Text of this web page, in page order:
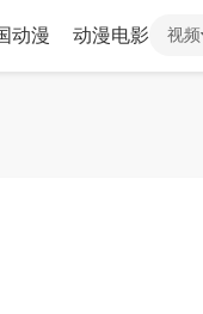
动漫 动漫电影 视频